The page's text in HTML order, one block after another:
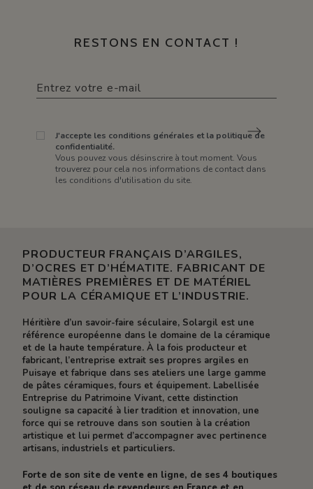
RESTONS EN CONTACT !
J'accepte les conditions générales et la politique de
confidentialité.
Vous pouvez vous désinscrire à tout moment. Vous
trouverez pour cela nos informations de contact dans
les conditions d'utilisation du site.
PRODUCTEUR FRANÇAIS D’ARGILES,
D’OCRES ET D’HÉMATITE. FABRICANT DE
MATIÈRES PREMIÈRES ET DE MATÉRIEL
POUR LA CÉRAMIQUE ET L’INDUSTRIE.
Héritière d’un savoir-faire séculaire, Solargil est une
référence européenne dans le domaine de la céramique
et de la haute température. À la fois producteur et
fabricant, l’entreprise extrait ses propres argiles en
Puisaye et fabrique dans ses ateliers une large gamme
de pâtes céramiques, fours et équipement. Labellisée
Entreprise du Patrimoine Vivant, cette distinction
souligne sa capacité à lier tradition et innovation, une
force qui se retrouve dans son soutien à la création
artistique et lui permet d’accompagner avec pertinence
artisans, industriels et particuliers.
Forte de son site de vente en ligne, de ses 4 boutiques